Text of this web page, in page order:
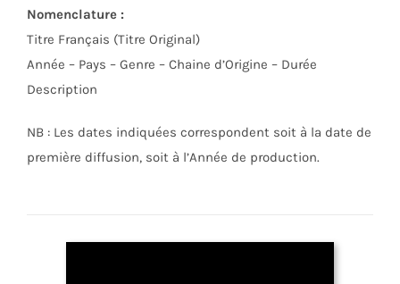
Nomenclature :
Titre Français (Titre Original)
Année – Pays – Genre – Chaine d’Origine – Durée
Description
NB : Les dates indiquées correspondent soit à la date de
première diffusion, soit à l’Année de production.